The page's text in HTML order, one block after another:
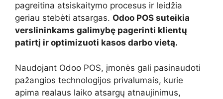
pagreitina atsiskaitymo procesus ir leidžia
geriau stebėti atsargas. Odoo POS suteikia
verslininkams galimybę pagerinti klientų
patirtį ir optimizuoti kasos darbo vietą.
Naudojant Odoo POS, įmonės gali pasinaudoti
pažangios technologijos privalumais, kurie
apima realaus laiko atsargų atnaujinimus,